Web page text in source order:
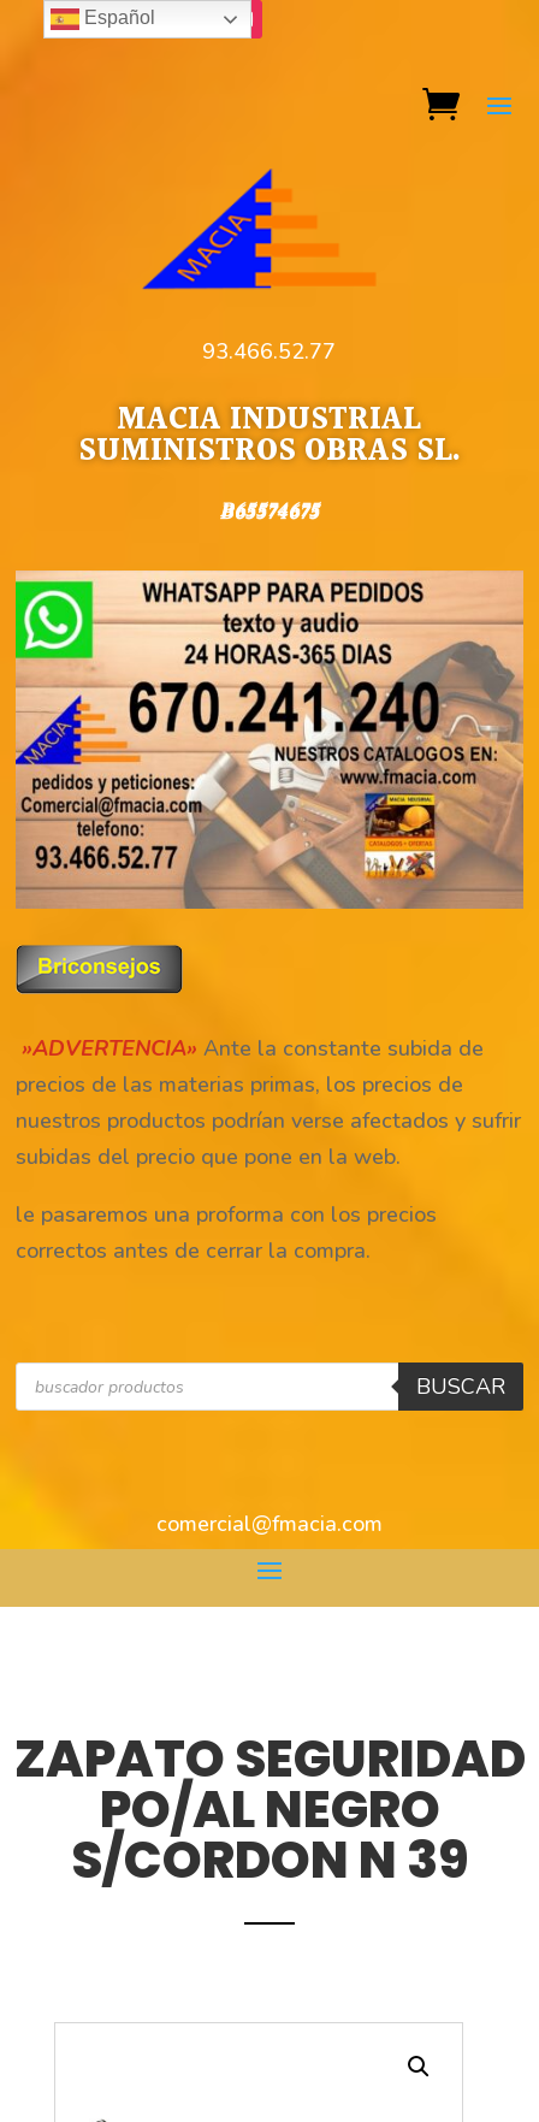
93.466.52.77
MACIA INDUSTRIAL
SUMINISTROS OBRAS SL.
B65574675
»ADVERTENCIA» Ante la constante subida de
precios de las materias primas, los precios de
nuestros productos podrían verse afectados y sufrir
subidas del precio que pone en la web.
le pasaremos una proforma con los precios
correctos antes de cerrar la compra.
Búsqueda
de
productos
BUSCAR
comercial@fmacia.com
ZAPATO SEGURIDAD
PO/AL NEGRO
S/CORDON N 39
Español